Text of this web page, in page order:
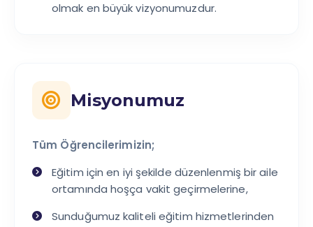
olmak en büyük vizyonumuzdur.
Misyonumuz
Tüm Öğrencilerimizin;
Eğitim için en iyi şekilde düzenlenmiş bir aile
ortamında hoşça vakit geçirmelerine,
Sunduğumuz kaliteli eğitim hizmetlerinden